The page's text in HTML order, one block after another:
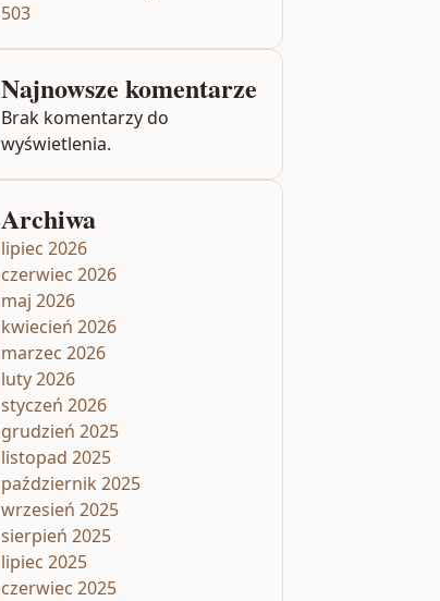
503
Najnowsze komentarze
Brak komentarzy do
wyświetlenia.
Archiwa
lipiec 2026
czerwiec 2026
maj 2026
kwiecień 2026
marzec 2026
luty 2026
styczeń 2026
grudzień 2025
listopad 2025
październik 2025
wrzesień 2025
sierpień 2025
lipiec 2025
czerwiec 2025